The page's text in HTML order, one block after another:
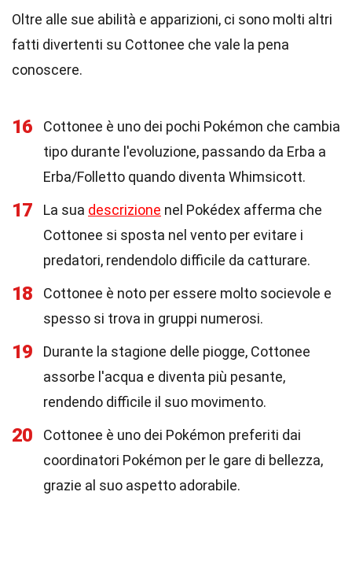
Oltre alle sue abilità e apparizioni, ci sono molti altri
fatti divertenti su Cottonee che vale la pena
conoscere.
16
Cottonee è uno dei pochi Pokémon che cambia
tipo durante l'evoluzione, passando da Erba a
Erba/Folletto quando diventa Whimsicott.
17 La sua descrizione nel Pokédex afferma che
Cottonee si sposta nel vento per evitare i
predatori, rendendolo difficile da catturare.
18
Cottonee è noto per essere molto socievole e
spesso si trova in gruppi numerosi.
19
Durante la stagione delle piogge, Cottonee
assorbe l'acqua e diventa più pesante,
rendendo difficile il suo movimento.
20
Cottonee è uno dei Pokémon preferiti dai
coordinatori Pokémon per le gare di bellezza,
grazie al suo aspetto adorabile.